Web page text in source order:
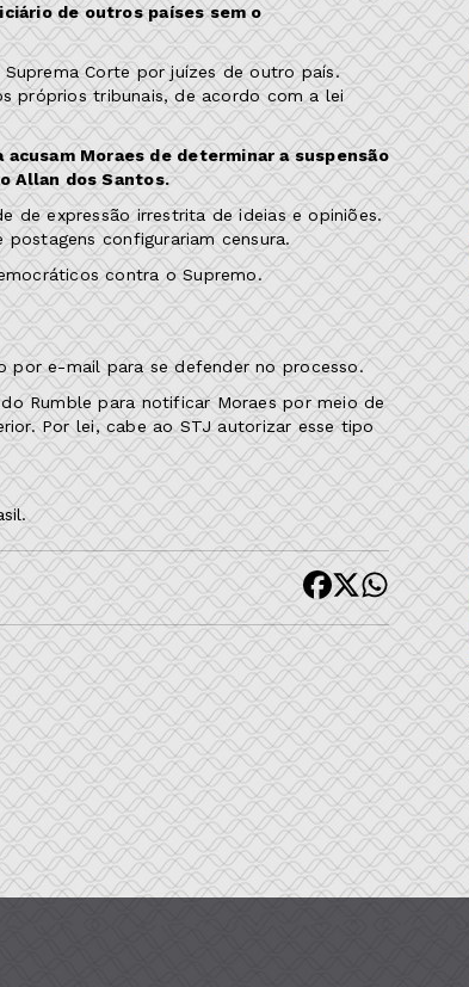
de outros países sem o
Corte por juízes de outro país.
próprios tribunais, de acordo com a lei
Moraes de determinar a suspensão
Allan dos Santos.
de expressão irrestrita de ideias e opiniões.
configurariam censura.
contra o Supremo.
por e-mail para se defender no processo.
Rumble para notificar Moraes por meio de
Por lei, cabe ao STJ autorizar esse tipo